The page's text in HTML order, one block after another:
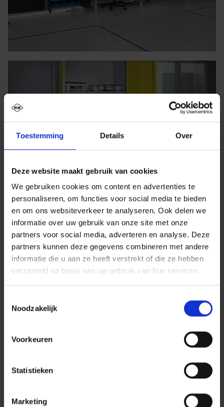
Toestemming Details Over
Deze website maakt gebruik van cookies
We gebruiken cookies om content en advertenties te
personaliseren, om functies voor social media te bieden
en om ons websiteverkeer te analyseren. Ook delen we
informatie over uw gebruik van onze site met onze
partners voor social media, adverteren en analyse. Deze
partners kunnen deze gegevens combineren met andere
informatie die u aan ze heeft verstrekt of die ze hebben
verzameld op basis van uw gebruik van hun services.
Noodzakelijk
Voorkeuren
Statistieken
Marketing